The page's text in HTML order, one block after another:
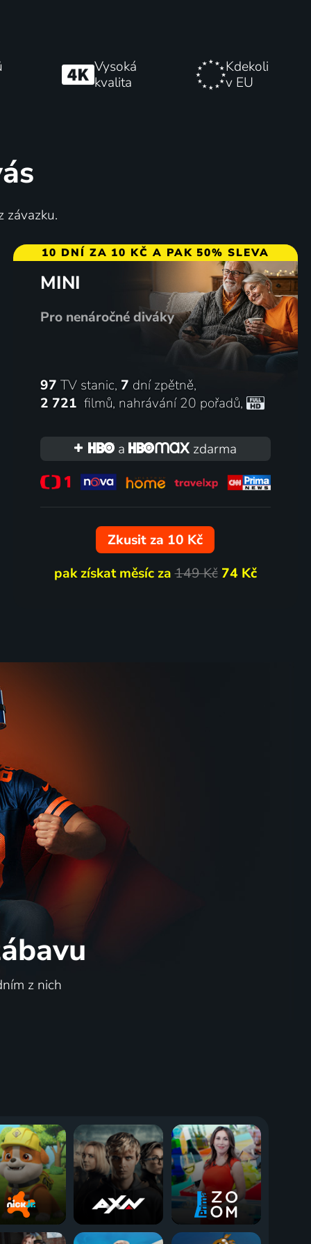
Vysoká
kvalita
Kdekoli
v EU
závazku.
10 DNÍ ZA 10 KČ A PAK 50% SLEVA
MINI
Pro nenáročné diváky
97 TV stanic, 7 dní zpětně,
2 721 filmů, nahrávání 20 pořadů,
a zdarma
Zkusit za 10 Kč
pak získat měsíc za149 Kč 74 Kč
z nich